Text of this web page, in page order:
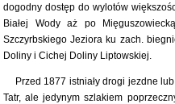
dogodny dostęp do wylotów
Białej Wody aż po
Szczyrbskiego Jeziora ku zach.
Doliny i Cichej Doliny Liptowskiej.
Przed 1877 istniały drogi jezdne
Tatr, ale jedynym szlakiem